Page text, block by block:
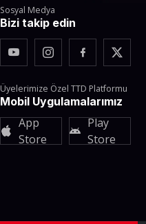
Sosyal Medya
Bizi takip edin
Üyelerimize Özel TTD Platformu
Mobil Uygulamalarımız
App
Store
Play
Store